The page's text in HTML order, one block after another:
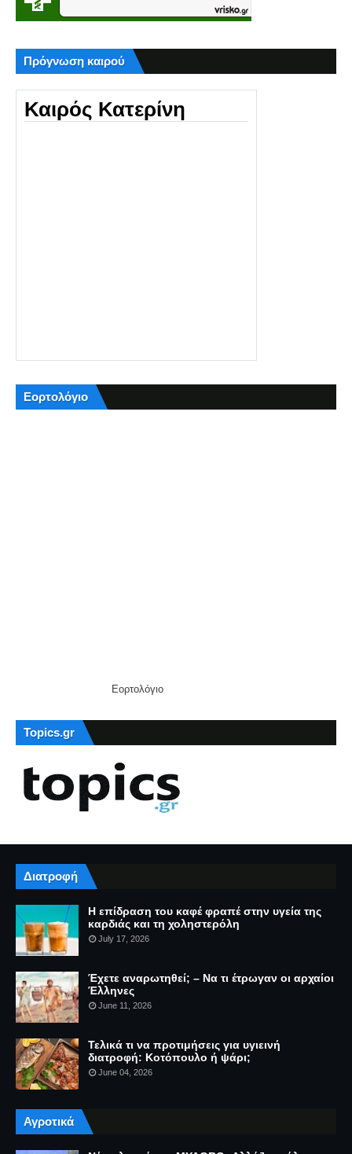
Πρόγνωση καιρού
Καιρός Κατερίνη
Εορτολόγιο
Εορτολόγιο
Topics.gr
Διατροφή
Η επίδραση του καφέ φραπέ στην υγεία της
καρδιάς και τη χοληστερόλη
July 17, 2026
Έχετε αναρωτηθεί; – Να τι έτρωγαν οι αρχαίοι
Έλληνες
June 11, 2026
Τελικά τι να προτιμήσεις για υγιεινή
διατροφή: Κοτόπουλο ή ψάρι;
June 04, 2026
Αγροτικά